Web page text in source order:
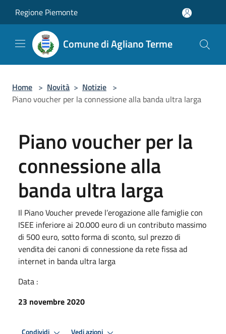
Regione Piemonte
Comune di Agliano Terme
Home > Novità > Notizie >
Piano voucher per la connessione alla banda ultra larga
Piano voucher per la
connessione alla
banda ultra larga
Il Piano Voucher prevede l’erogazione alle famiglie con
ISEE inferiore ai 20.000 euro di un contributo massimo
di 500 euro, sotto forma di sconto, sul prezzo di
vendita dei canoni di connessione da rete fissa ad
internet in banda ultra larga
Data :
23 novembre 2020